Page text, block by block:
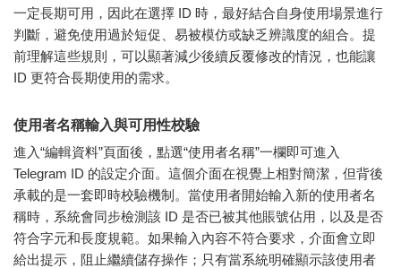
一定長期可用，因此在選擇 ID 時，最好結合自身使用場景進行
判斷，避免使用過於短促、易被模仿或缺乏辨識度的組合。提
前理解這些規則，可以顯著減少後續反覆修改的情況，也能讓
ID 更符合長期使用的需求。
使用者名稱輸入與可用性校驗
進入“編輯資料”頁面後，點選“使用者名稱”一欄即可進入
Telegram ID 的設定介面。這個介面在視覺上相對簡潔，但背後
承載的是一套即時校驗機制。當使用者開始輸入新的使用者名
稱時，系統會同步檢測該 ID 是否已被其他賬號佔用，以及是否
符合字元和長度規範。如果輸入內容不符合要求，介面會立即
給出提示，阻止繼續儲存操作；只有當系統明確顯示該使用者